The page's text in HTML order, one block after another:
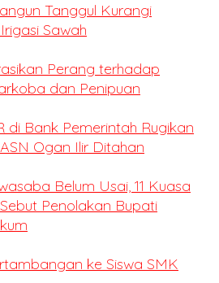
Tanggul Kurangi
Sawah
Perang terhadap
dan Penipuan
di Bank Pemerintah Rugikan
Ogan Ilir Ditahan
Belum Usai, 11 Kuasa
Penolakan Bupati
ke Siswa SMK